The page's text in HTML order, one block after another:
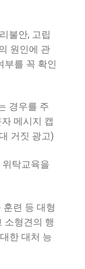
불안, 고립
원인에 관
부를 꼭 확인
경우를 주
메시지 캡
거짓 광고)
탁교육을
훈련 등 대형
소형견의 행
한 대처 능